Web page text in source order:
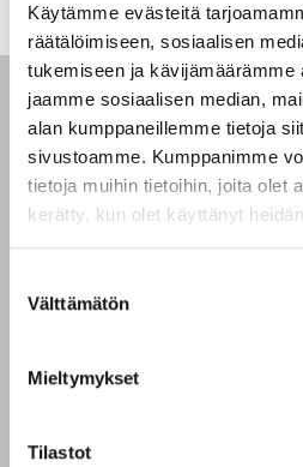
Käytämme evästeitä
räätälöimiseen, sosiaalisen
tukemiseen ja
jaamme sosiaalisen median,
alan kumppaneillemme tietoja
sivustoamme. Kumppanimme
tietoja muihin tietoihin, joita olet
kerätty, kun olet käyttänyt
valinta
Välttämätön
Mieltymykset
Tilastot
PALVELUKESKUS
p. 010 3911 900
paikallisverkkomaksu (pvm))
Seepsulan tuotteilla on seuraavat
SFS-EN 13043